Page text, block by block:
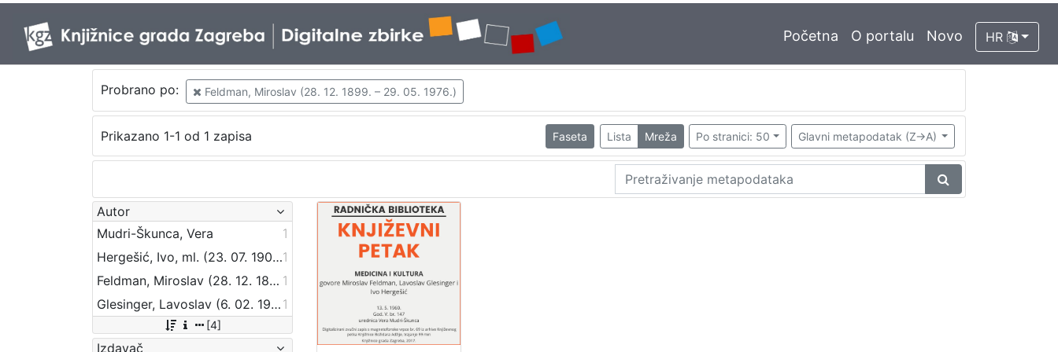
Početna O portalu Novo HR
Probrano po: Feldman, Miroslav (28. 12. 1899. – 29. 05. 1976.)
Prikazano 1-1 od 1 zapisa Faseta Lista Mreža Po stranici: 50 Glavni metapodatak (Z->A)
Autor
Mudri-Škunca, Vera
1
Hergešić, Ivo, ml. (23. 07. 1904. – 29. 12. 1977.)1
Feldman, Miroslav (28. 12. 1899. – 29. 05. 1976.) 1
Glesinger, Lavoslav (6. 02. 1901. – 29. 03. 1986.) 1
[4]
Izdavač